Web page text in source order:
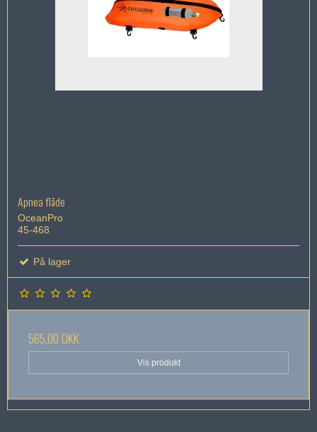
Apnea flåde
OceanPro
45-468
På lager
565,00 DKK
Vis produkt